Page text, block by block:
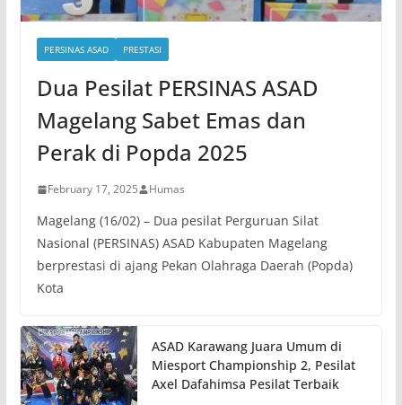
PERSINAS ASAD PRESTASI
Dua Pesilat PERSINAS ASAD
Magelang Sabet Emas dan
Perak di Popda 2025
February 17, 2025 Humas
Magelang (16/02) – Dua pesilat Perguruan Silat
Nasional (PERSINAS) ASAD Kabupaten Magelang
berprestasi di ajang Pekan Olahraga Daerah (Popda)
Kota
ASAD Karawang Juara Umum di
Miesport Championship 2, Pesilat
Axel Dafahimsa Pesilat Terbaik